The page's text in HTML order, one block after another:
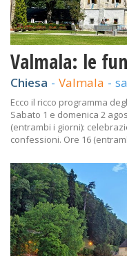
Valmala: le
Chiesa - Valmala -
Ecco il ricco programma
Sabato 1 e domenica 2
(entrambi i giorni):
confessioni. Ore 16